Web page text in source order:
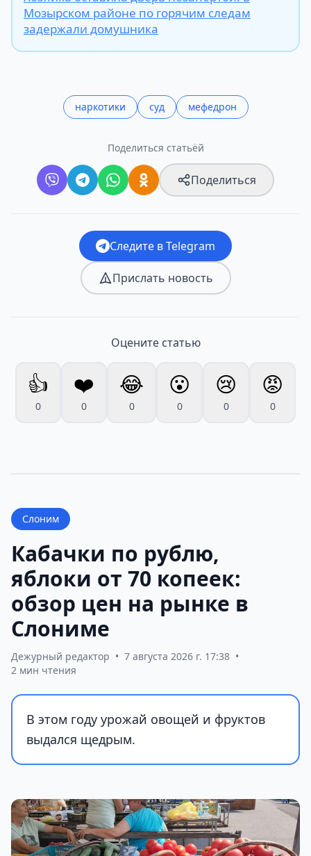
Мозырском районе по горячим следам
задержали домушника
наркотики суд мефедрон
Поделиться статьёй
Поделиться
Следите в Telegram
Прислать новость
Оцените статью
👍
0
❤️
0
😂
0
😮
0
😢
0
😡
0
Слоним
Кабачки по рублю,
яблоки от 70 копеек:
обзор цен на рынке в
Слониме
Дежурный редактор • 7 августа 2026 г. 17:38 •
2 мин чтения
В этом году урожай овощей и фруктов
выдался щедрым.